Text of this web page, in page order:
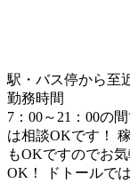
駅・バス停から至
勤務時間
7：00～21：00の
は相談OKです！
もOKですのでお
OK！ ドトールで